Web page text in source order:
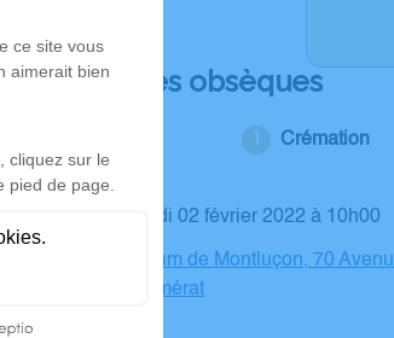
Déroulé des obsèques
Crémation
Le mercredi 02 février 2022 à 10h00
Crématorium de Montluçon, 70
03410 Domérat